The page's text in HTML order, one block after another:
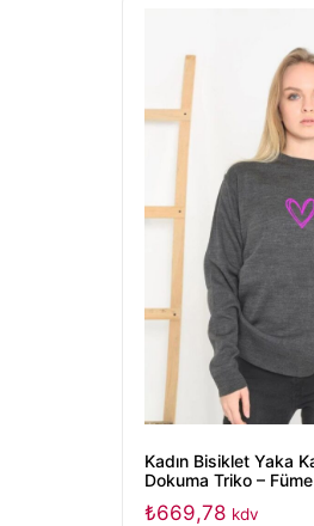
Kadın Bisiklet Yaka
Dokuma Triko – Füme
₺669,78 kdv